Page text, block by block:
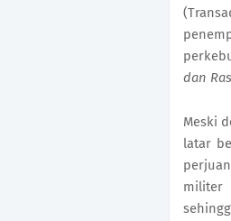
dan
Meski
latar
militer